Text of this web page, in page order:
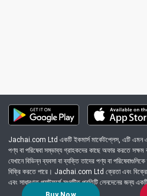
Jachai.com Ltd একটি ইকমার্স মার্কেটপ্লেস, এটি এমন
পণ্য বা পরিষেবা সম্ভাব্য গ্রাহকদের কাছে অফার করতে
যেখানে বিভিন্ন ব্যবসা বা ব্যক্তি তাদের পণ্য বা
বিক্রি করতে পারে। Jachai.com Ltd ক্রেতা এবং
এবং সাধারণত প্ল্যাটফর্মে সংঘটিত প্রতিটি লেনদেনের জন্য